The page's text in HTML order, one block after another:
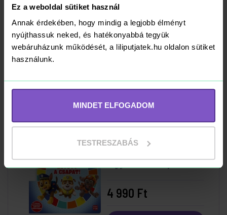
Ez a weboldal sütiket használ
Annak érdekében, hogy mindig a legjobb élményt
nyújthassuk neked, és hatékonyabbá tegyük
webáruházunk működését, a liliputjatek.hu oldalon sütiket
használunk.
MINDET ELFOGADOM
TESTRESZABÁS
RAKTÁRON
Magic Trace
Kezdőszett - Divat
Kosárba
Pörgess és játssz! -
Együtt a csapat! -
4 990 Ft